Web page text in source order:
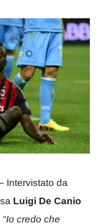
Intervistato da
Luigi De Canio
“Io credo che